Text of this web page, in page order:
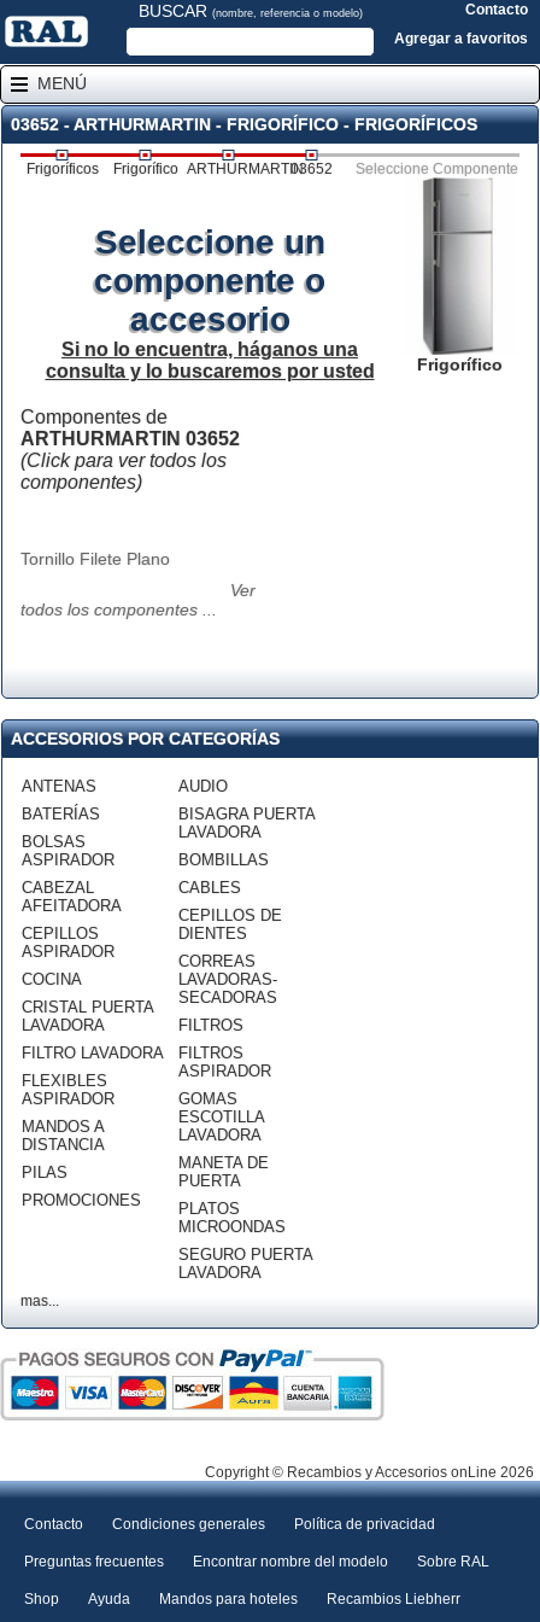
BUSCAR (nombre, referencia o modelo)
Contacto
Agregar a favoritos
MENÚ
03652 - ARTHURMARTIN - FRIGORÍFICO - FRIGORÍFICOS
Frigoríficos Frigorífico ARTHURMARTIN03652 Seleccione Componente
Frigorífico
Seleccione un
componente o
accesorio
Si no lo encuentra, háganos una
consulta y lo buscaremos por usted
Componentes de
ARTHURMARTIN 03652
(Click para ver todos los
componentes)
Tornillo Filete Plano
Ver
todos los componentes ...
ACCESORIOS POR CATEGORÍAS
ANTENAS
BATERÍAS
BOLSAS
ASPIRADOR
CABEZAL
AFEITADORA
CEPILLOS
ASPIRADOR
COCINA
CRISTAL PUERTA
LAVADORA
FILTRO LAVADORA
FLEXIBLES
ASPIRADOR
MANDOS A
DISTANCIA
PILAS
PROMOCIONES
AUDIO
BISAGRA PUERTA
LAVADORA
BOMBILLAS
CABLES
CEPILLOS DE
DIENTES
CORREAS
LAVADORAS-
SECADORAS
FILTROS
FILTROS
ASPIRADOR
GOMAS
ESCOTILLA
LAVADORA
MANETA DE
PUERTA
PLATOS
MICROONDAS
SEGURO PUERTA
LAVADORA
mas...
Copyright © Recambios y Accesorios onLine 2026
Contacto Condiciones generales Política de privacidad
Preguntas frecuentes Encontrar nombre del modelo Sobre RAL
Shop Ayuda Mandos para hoteles Recambios Liebherr